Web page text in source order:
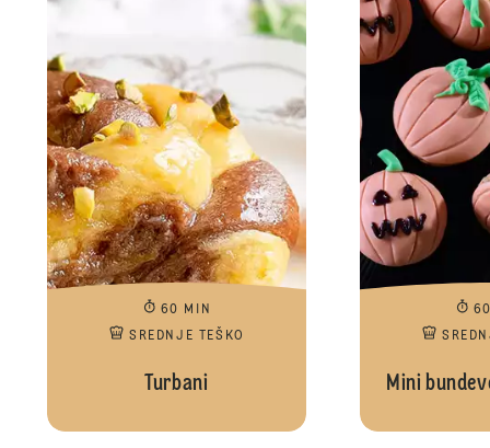
60 MIN
SREDNJE TEŠKO
Turbani Mini